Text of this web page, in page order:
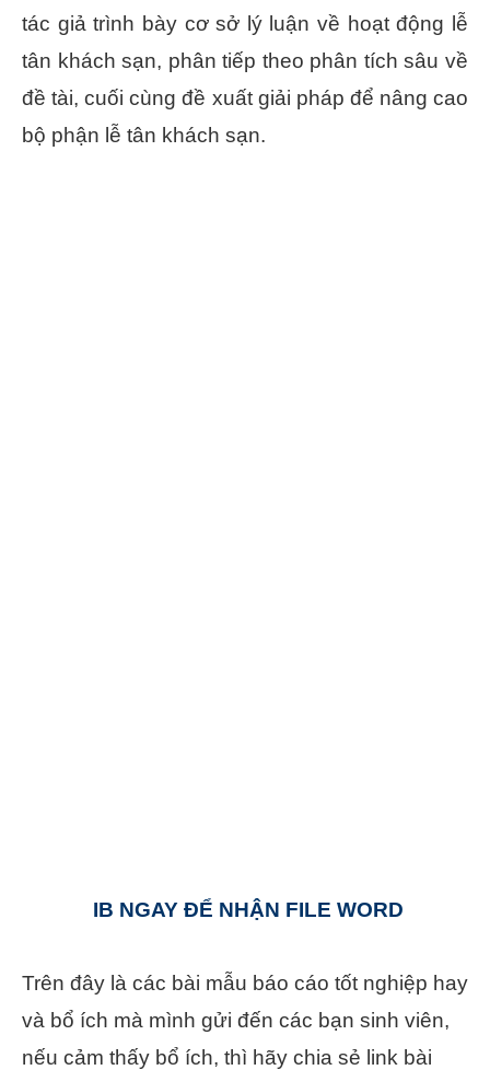
tác giả trình bày cơ sở lý luận về hoạt động lễ
tân khách sạn, phân tiếp theo phân tích sâu về
đề tài, cuối cùng đề xuất giải pháp để nâng cao
bộ phận lễ tân khách sạn.
IB NGAY ĐỂ NHẬN FILE WORD
Trên đây là các bài mẫu báo cáo tốt nghiệp hay
và bổ ích mà mình gửi đến các bạn sinh viên,
nếu cảm thấy bổ ích, thì hãy chia sẻ link bài